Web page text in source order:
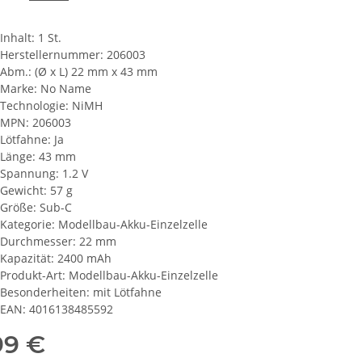
Inhalt: 1 St.
Herstellernummer: 206003
Abm.: (Ø x L) 22 mm x 43 mm
Marke: No Name
Technologie: NiMH
MPN: 206003
Lötfahne: Ja
Länge: 43 mm
Spannung: 1.2 V
Gewicht: 57 g
Größe: Sub-C
Kategorie: Modellbau-Akku-Einzelzelle
Durchmesser: 22 mm
Kapazität: 2400 mAh
Produkt-Art: Modellbau-Akku-Einzelzelle
Besonderheiten: mit Lötfahne
EAN: 4016138485592
€